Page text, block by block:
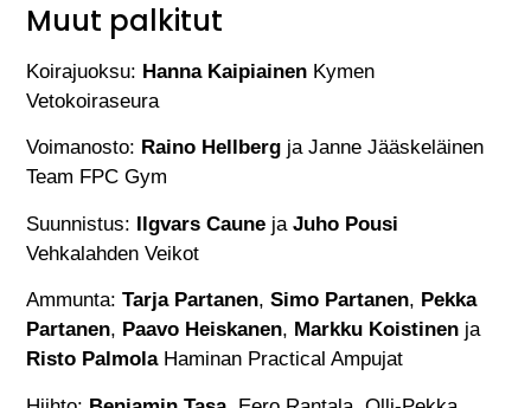
Muut palkitut
Koirajuoksu: Hanna Kaipiainen Kymen
Vetokoiraseura
Voimanosto: Raino Hellberg ja Janne Jääskeläinen
Team FPC Gym
Suunnistus: Ilgvars Caune jaJuho Pousi
Vehkalahden Veikot
Ammunta:Tarja Partanen,Simo Partanen, Pekka
Partanen, Paavo Heiskanen, Markku Koistinen ja
Risto PalmolaHaminan Practical Ampujat